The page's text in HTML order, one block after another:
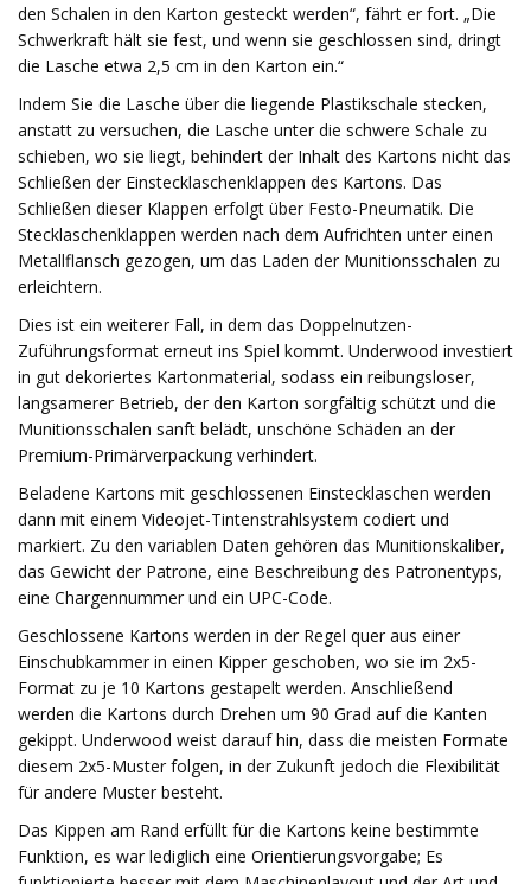
den Schalen in den Karton gesteckt werden“, fährt er fort. „Die
Schwerkraft hält sie fest, und wenn sie geschlossen sind, dringt
die Lasche etwa 2,5 cm in den Karton ein.“
Indem Sie die Lasche über die liegende Plastikschale stecken,
anstatt zu versuchen, die Lasche unter die schwere Schale zu
schieben, wo sie liegt, behindert der Inhalt des Kartons nicht das
Schließen der Einstecklaschenklappen des Kartons. Das
Schließen dieser Klappen erfolgt über Festo-Pneumatik. Die
Stecklaschenklappen werden nach dem Aufrichten unter einen
Metallflansch gezogen, um das Laden der Munitionsschalen zu
erleichtern.
Dies ist ein weiterer Fall, in dem das Doppelnutzen-
Zuführungsformat erneut ins Spiel kommt. Underwood investiert
in gut dekoriertes Kartonmaterial, sodass ein reibungsloser,
langsamerer Betrieb, der den Karton sorgfältig schützt und die
Munitionsschalen sanft belädt, unschöne Schäden an der
Premium-Primärverpackung verhindert.
Beladene Kartons mit geschlossenen Einstecklaschen werden
dann mit einem Videojet-Tintenstrahlsystem codiert und
markiert. Zu den variablen Daten gehören das Munitionskaliber,
das Gewicht der Patrone, eine Beschreibung des Patronentyps,
eine Chargennummer und ein UPC-Code.
Geschlossene Kartons werden in der Regel quer aus einer
Einschubkammer in einen Kipper geschoben, wo sie im 2x5-
Format zu je 10 Kartons gestapelt werden. Anschließend
werden die Kartons durch Drehen um 90 Grad auf die Kanten
gekippt. Underwood weist darauf hin, dass die meisten Formate
diesem 2x5-Muster folgen, in der Zukunft jedoch die Flexibilität
für andere Muster besteht.
Das Kippen am Rand erfüllt für die Kartons keine bestimmte
Funktion, es war lediglich eine Orientierungsvorgabe; Es